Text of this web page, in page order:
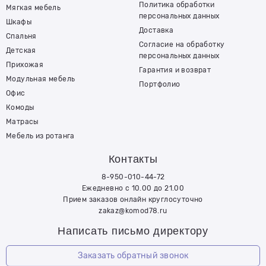
Мягкая мебель
Шкафы
Спальня
Детская
Прихожая
Модульная мебель
Офис
Комоды
Матрасы
Мебель из ротанга
Политика обработки
персональных данных
Доставка
Согласие на обработку
персональных данных
Гарантия и возврат
Портфолио
Контакты
8-950-010-44-72
Ежедневно с 10.00 до 21.00
Прием заказов онлайн круглосуточно
zakaz@komod78.ru
Написать письмо директору
Заказать обратный звонок